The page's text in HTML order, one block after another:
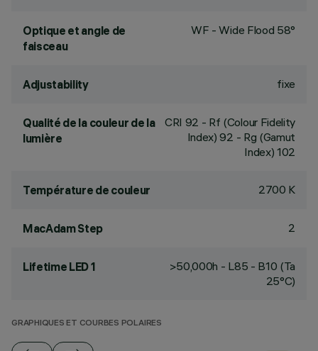
Optique et angle de
faisceau
WF - Wide Flood 58°
Adjustability fixe
Qualité de la couleur de la
lumière
CRI 92 - Rf (Colour Fidelity
Index) 92 - Rg (Gamut
Index) 102
Température de couleur 2700 K
MacAdam Step 2
Lifetime LED 1
>50,000h - L85 - B10 (Ta
25°C)
GRAPHIQUES ET COURBES POLAIRES